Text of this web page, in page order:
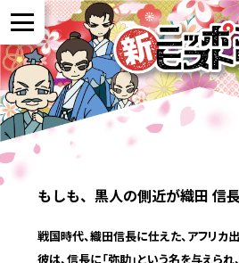
NEWS
参加者の
もしも、黒人の側近が織田 信
戦国時代、織田信長に仕えた、アフリカ
彼は、信長に「弥助」という名を与えら